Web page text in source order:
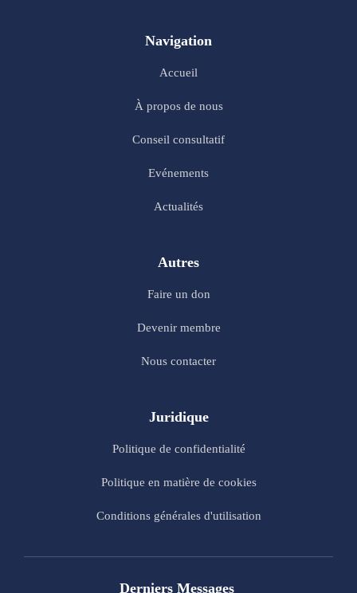
Navigation
Accueil
À propos de nous
Conseil consultatif
Evénements
Actualités
Autres
Faire un don
Devenir membre
Nous contacter
Juridique
Politique de confidentialité
Politique en matière de cookies
Conditions générales d'utilisation
Derniers Messages